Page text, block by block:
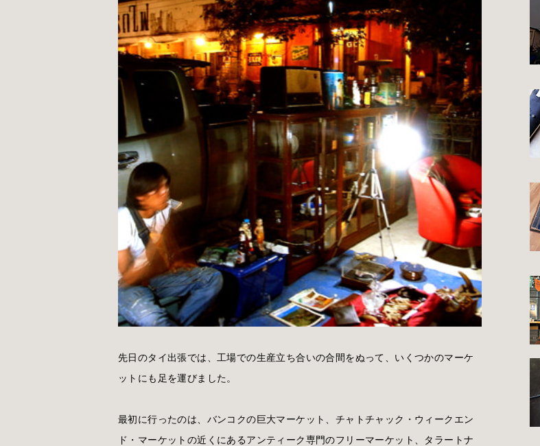
先日のタイ出張では、工場での生産立ち合いの合間をぬって、いくつかのマーケ
ットにも足を運びました。
最初に行ったのは、バンコクの巨大マーケット、チャトチャック・ウィークエン
ド・マーケットの近くにあるアンティーク専門のフリーマーケット、タラートナ